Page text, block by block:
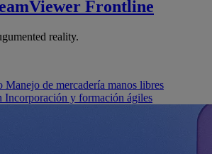
Frontline
reality.
Manejo de mercadería manos libres
Incorporación y formación ágiles